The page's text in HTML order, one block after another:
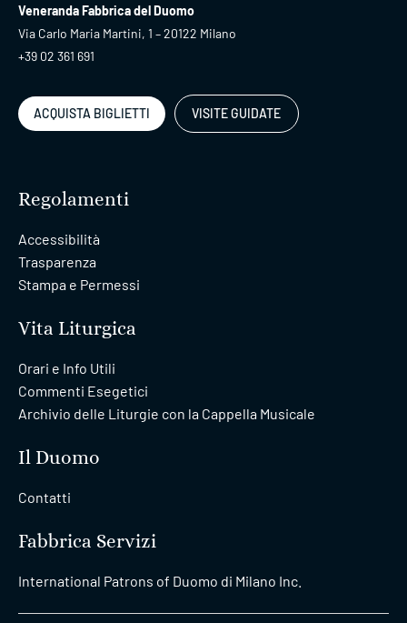
Veneranda Fabbrica del Duomo
Via Carlo Maria Martini, 1 – 20122 Milano
+39 02 361 691
ACQUISTA BIGLIETTI VISITE GUIDATE
Regolamenti
Accessibilità
Trasparenza
Stampa e Permessi
Vita Liturgica
Orari e Info Utili
Commenti Esegetici
Archivio delle Liturgie con la Cappella Musicale
Il Duomo
Contatti
Fabbrica Servizi
International Patrons of Duomo di Milano Inc.